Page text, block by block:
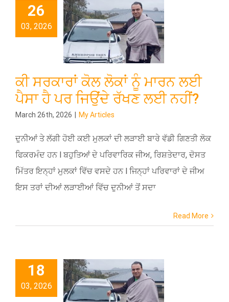
26
03, 2026
ਕੀ ਸਰਕਾਰਾਂ ਕੋਲ ਲੋਕਾਂ ਨੂੰ ਮਾਰਨ ਲਈ
ਪੈਸਾ ਹੈ ਪਰ ਜਿਉਂਦੇ ਰੱਖਣ ਲਈ ਨਹੀਂ?
March 26th, 2026 My Articles
ਦੁਨੀਆਂ ਤੇ ਲੱਗੀ ਹੋਈ ਕਈ ਮੁਲਕਾਂ ਦੀ ਲੜਾਈ ਬਾਰੇ ਵੱਡੀ ਗਿਣਤੀ ਲੋਕ
ਫਿਕਰਮੰਦ ਹਨ l ਬਹੁਤਿਆਂ ਦੇ ਪਰਿਵਾਰਿਕ ਜੀਅ, ਰਿਸ਼ਤੇਦਾਰ, ਦੋਸਤ
ਮਿੱਤਰ ਇਨ੍ਹਾਂ ਮੁਲਕਾਂ ਵਿੱਚ ਵਸਦੇ ਹਨ l ਜਿਨ੍ਹਾਂ ਪਰਿਵਾਰਾਂ ਦੇ ਜੀਅ
ਇਸ ਤਰਾਂ ਦੀਆਂ ਲੜਾਈਆਂ ਵਿੱਚ ਦੁਨੀਆਂ ਤੋਂ ਸਦਾ
Read More
18
03, 2026